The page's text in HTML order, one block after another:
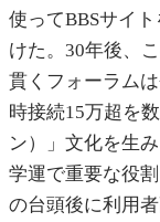
使ってBBSサイ
けた。30年後、
貫くフォーラム
時接続15万超を
ン）」文化を生
学運で重要な役
の台頭後に利用